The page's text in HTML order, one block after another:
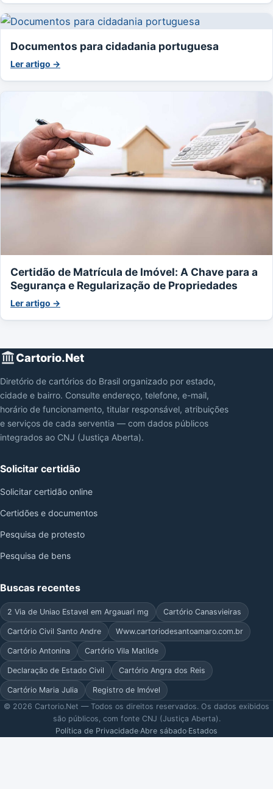
Documentos para cidadania portuguesa
Ler artigo →
Certidão de Matrícula de Imóvel: A Chave para a
Segurança e Regularização de Propriedades
Ler artigo →
Cartorio.Net
Diretório de cartórios do Brasil organizado por estado,
cidade e bairro. Consulte endereço, telefone, e-mail,
horário de funcionamento, titular responsável, atribuições
e serviços de cada serventia — com dados públicos
integrados ao CNJ (Justiça Aberta).
Solicitar certidão
Solicitar certidão online
Certidões e documentos
Pesquisa de protesto
Pesquisa de bens
Buscas recentes
2 Via de Uniao Estavel em Argauari mg Cartório Canasvieiras
Cartório Civil Santo Andre Www.cartoriodesantoamaro.com.br
Cartório Antonina Cartório Vila Matilde
Declaração de Estado Civil Cartório Angra dos Reis
Cartório Maria Julia
Registro de Imóvel
© 2026 Cartorio.Net — Todos os direitos reservados. Os dados exibidos
são públicos, com fonte CNJ (Justiça Aberta).
Política de Privacidade·Abre sábado·Estados